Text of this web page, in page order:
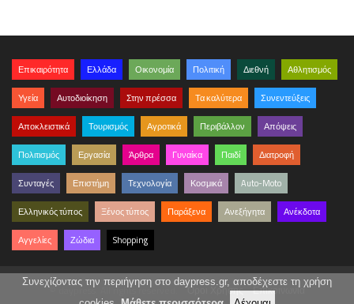
Επικαιρότητα Ελλάδα Οικονομία Πολιτική Διεθνή Αθλητισμός
Υγεία Αυτοδιοίκηση Στην πρέσσα Τα καλύτερα Συνεντεύξεις
Αποκλειστικά Τουρισμός Αγροτικά Περιβάλλον Απόψεις
Πολιτισμός Εργασία Άρθρα Γυναίκα Παιδί Διατροφή
Συνταγές Επιστήμη Τεχνολογία Κοσμικά Auto-Moto
Ελληνικός τύπος Ξένος τύπος Παράξενα Ανεξήγητα Ανέκδοτα
Αγγελίες Ζώδια Shopping
© daypress. All rights reserved.Όροι Χρήσης Επικοινωνία
Συνεχίζοντας την περιήγηση στο daypress.gr, αποδέχεστε τη χρήση